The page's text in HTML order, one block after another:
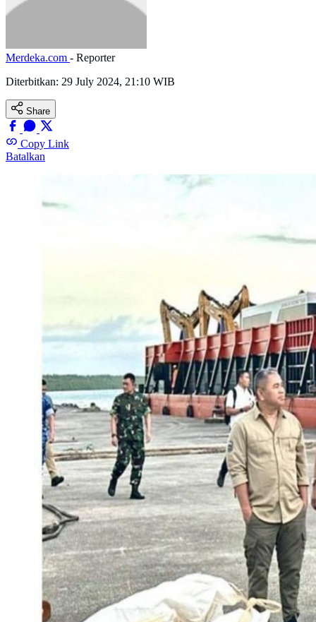
Merdeka.com - Reporter
Diterbitkan: 29 July 2024, 21:10 WIB
Share
Copy Link
Batalkan